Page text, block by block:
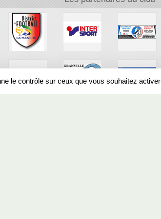
le contrôle sur ceux que vous souhaitez activer